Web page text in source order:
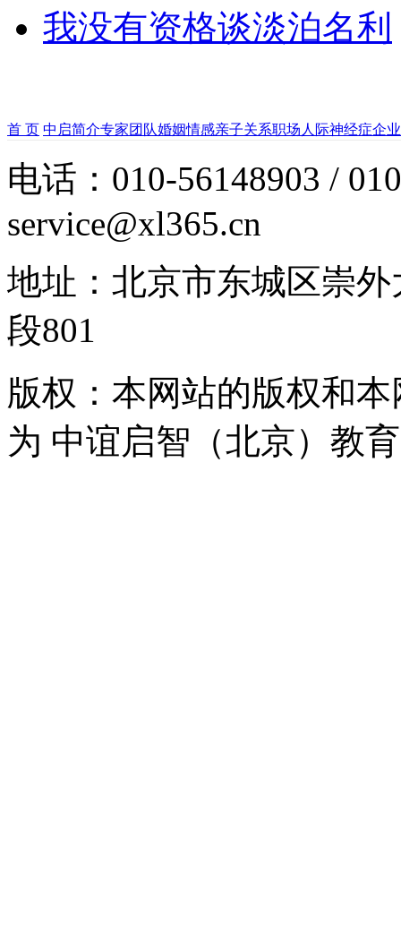
我没有资格谈淡泊名利
首 页 中启简介专家团队婚姻情感亲子关系职场人际神经症企
电话：010-56148903 /
service@xl365.cn
地址：北京市东城区崇
段801
版权：本网站的版权和
为 中谊启智（北京）教